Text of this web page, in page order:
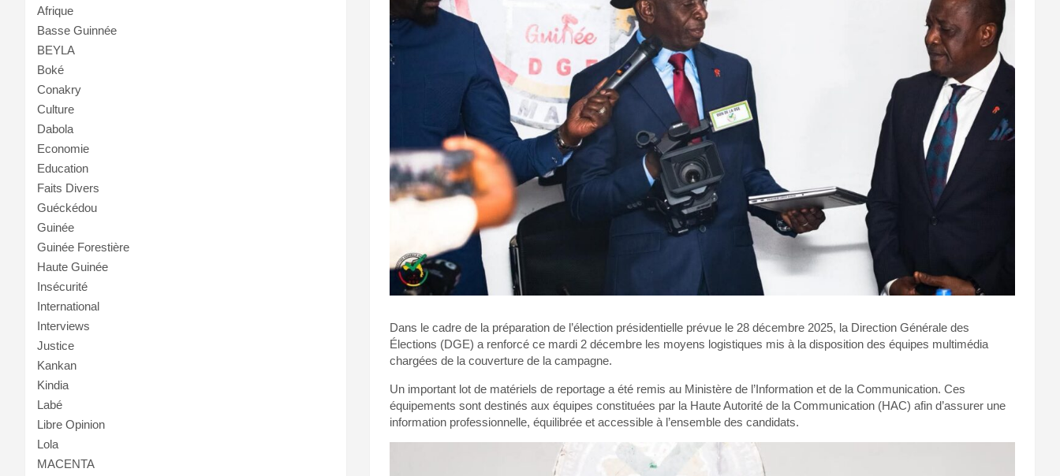
Dans le cadre de la préparation de l’élection présidentielle prévue le 28 décembre 2025, la Direction Générale des
Élections (DGE) a renforcé ce mardi 2 décembre les moyens logistiques mis à la disposition des équipes multimédia
chargées de la couverture de la campagne.
Un important lot de matériels de reportage a été remis au Ministère de l’Information et de la Communication. Ces
équipements sont destinés aux équipes constituées par la Haute Autorité de la Communication (HAC) afin d’assurer une
information professionnelle, équilibrée et accessible à l’ensemble des candidats.
Afrique
Basse Guinnée
BEYLA
Boké
Conakry
Culture
Dabola
Economie
Education
Faits Divers
Guéckédou
Guinée
Guinée Forestière
Haute Guinée
Insécurité
International
Interviews
Justice
Kankan
Kindia
Labé
Libre Opinion
Lola
MACENTA